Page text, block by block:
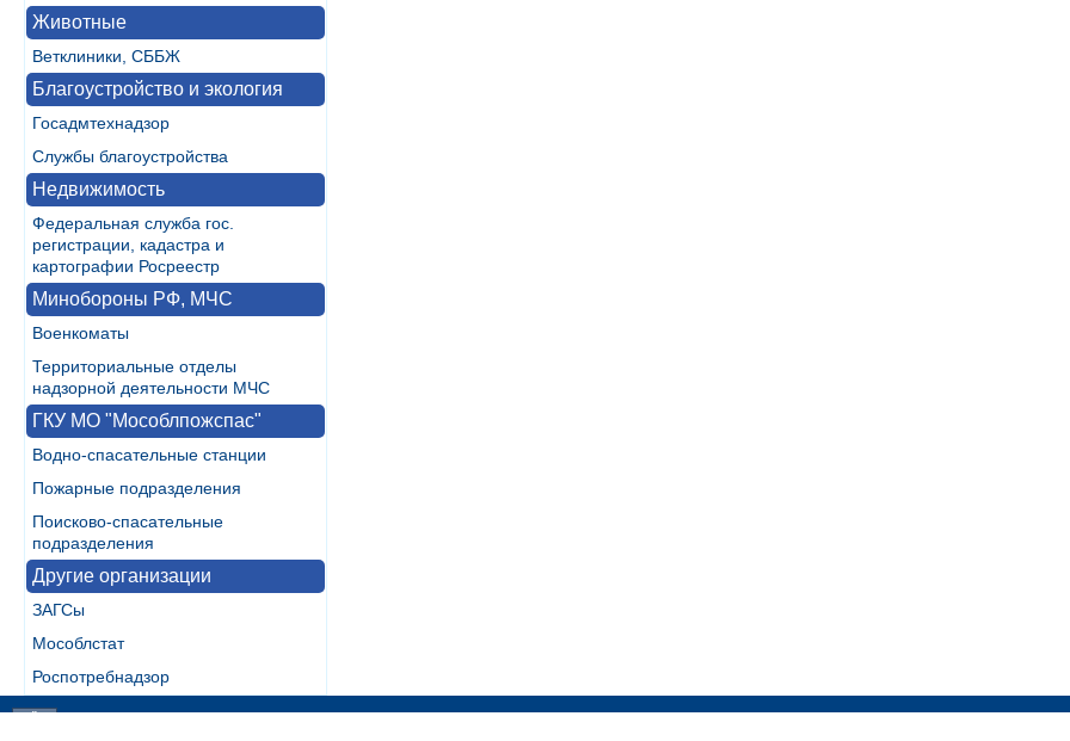
Животные
Ветклиники, СББЖ
Благоустройство и экология
Госадмтехнадзор
Службы благоустройства
Недвижимость
Федеральная служба гос.
регистрации, кадастра и
картографии Росреестр
Минобороны РФ, МЧС
Военкоматы
Территориальные отделы
надзорной деятельности МЧС
ГКУ МО "Мособлпожспас"
Водно-спасательные станции
Пожарные подразделения
Поисково-спасательные
подразделения
Другие организации
ЗАГСы
Мособлстат
Роспотребнадзор